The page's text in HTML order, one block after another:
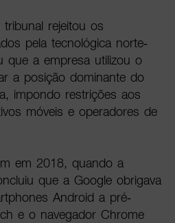
rejeitou os
pela tecnológica norte-
que a empresa utilizou o
a posição dominante do
impondo restrições aos
móveis e operadores de
em 2018, quando a
que a Google obrigava
Android a pré-
e o navegador Chrome